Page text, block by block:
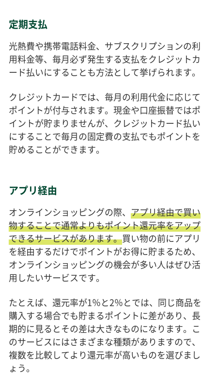
定期支払
光熱費や携帯電話料金、サブスクリプションの利
用料金等、毎月必ず発生する支払をクレジットカ
ード払いにすることも方法として挙げられます。
クレジットカードでは、毎月の利用代金に応じて
ポイントが付与されます。現金や口座振替ではポ
イントが貯まりませんが、クレジットカード払い
にすることで毎月の固定費の支払でもポイントを
貯めることができます。
アプリ経由
オンラインショッピングの際、 アプリ経由で買い
物することで通常よりもポイント還元率をアップ
できるサービスがあります。買い物の前にアプリ
を経由するだけでポイントがお得に貯まるため、
オンラインショッピングの機会が多い人はぜひ活
用したいサービスです。
たとえば、還元率が1％と2％とでは、同じ商品を
購入する場合でも貯まるポイントに差があり、長
期的に見るとその差は大きなものになります。こ
のサービスにはさまざまな種類がありますので、
複数を比較してより還元率が高いものを選びまし
ょう。